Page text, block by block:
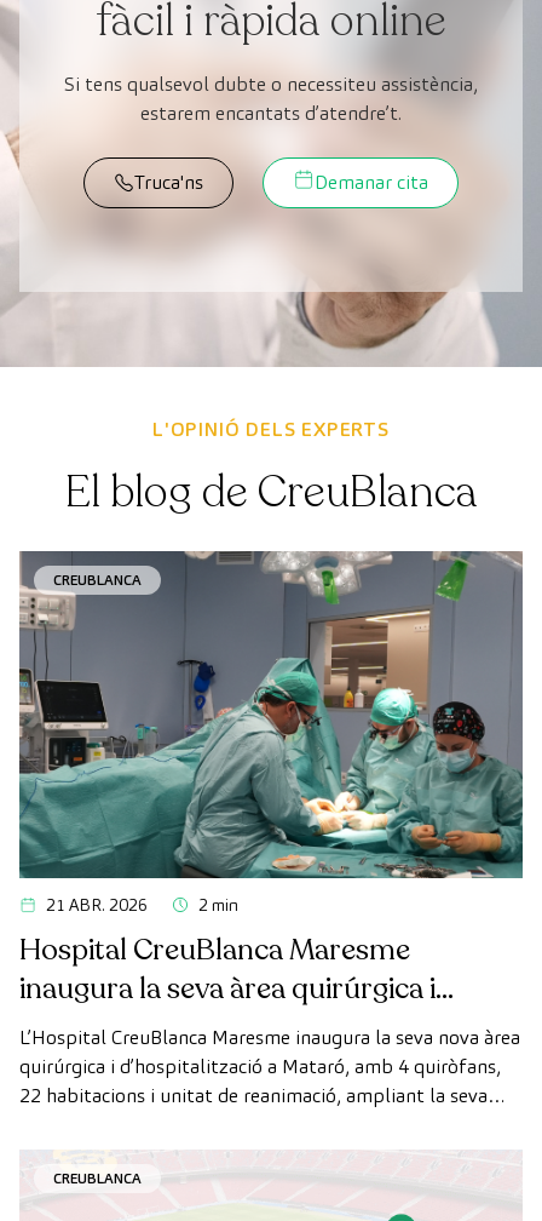
fàcil i ràpida online
Si tens qualsevol dubte o necessiteu assistència,
estarem encantats d’atendre’t.
Truca'ns Demanar cita
L'OPINIÓ DELS EXPERTS
El blog de CreuBlanca
CREUBLANCA
21 ABR. 2026 2 min
Hospital CreuBlanca Maresme
inaugura la seva àrea quirúrgica i
d’hospitalització
L’Hospital CreuBlanca Maresme inaugura la seva nova àrea
quirúrgica i d’hospitalització a Mataró, amb 4 quiròfans,
22 habitacions i unitat de reanimació, ampliant la seva
CREUBLANCA